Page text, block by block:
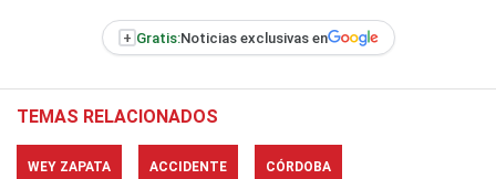
+ Gratis:Noticias exclusivas en
TEMAS RELACIONADOS
WEY ZAPATA ACCIDENTE CÓRDOBA